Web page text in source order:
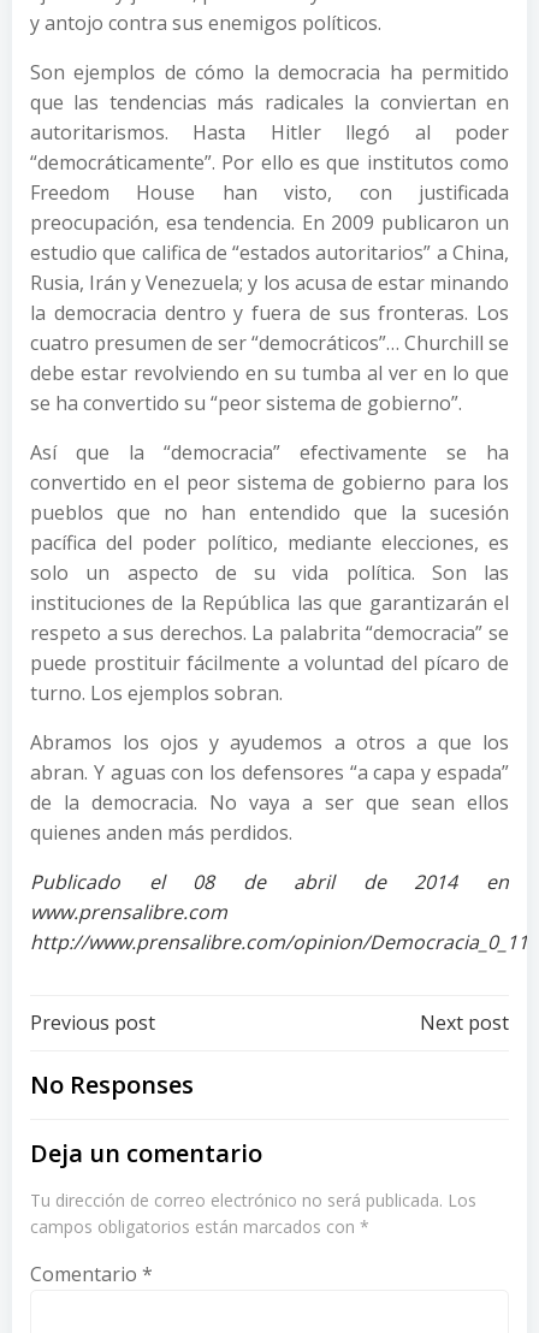
y antojo contra sus enemigos políticos.
Son ejemplos de cómo la democracia ha permitido
que las tendencias más radicales la conviertan en
autoritarismos. Hasta Hitler llegó al poder
“democráticamente”. Por ello es que institutos como
Freedom House han visto, con justificada
preocupación, esa tendencia. En 2009 publicaron un
estudio que califica de “estados autoritarios” a China,
Rusia, Irán y Venezuela; y los acusa de estar minando
la democracia dentro y fuera de sus fronteras. Los
cuatro presumen de ser “democráticos”… Churchill se
debe estar revolviendo en su tumba al ver en lo que
se ha convertido su “peor sistema de gobierno”.
Así que la “democracia” efectivamente se ha
convertido en el peor sistema de gobierno para los
pueblos que no han entendido que la sucesión
pacífica del poder político, mediante elecciones, es
solo un aspecto de su vida política. Son las
instituciones de la República las que garantizarán el
respeto a sus derechos. La palabrita “democracia” se
puede prostituir fácilmente a voluntad del pícaro de
turno. Los ejemplos sobran.
Abramos los ojos y ayudemos a otros a que los
abran. Y aguas con los defensores “a capa y espada”
de la democracia. No vaya a ser que sean ellos
quienes anden más perdidos.
Publicado el 08 de abril de 2014 en
www.prensalibre.com
http://www.prensalibre.com/opinion/
Post
navigation
Previous post Next post
No Responses
Deja un comentario
Tu dirección de correo electrónico no será publicada. Los
campos obligatorios están marcados con *
Comentario *